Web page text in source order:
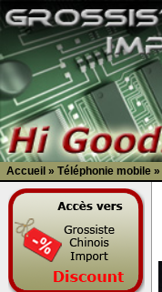
Accueil » Téléphonie mobile »